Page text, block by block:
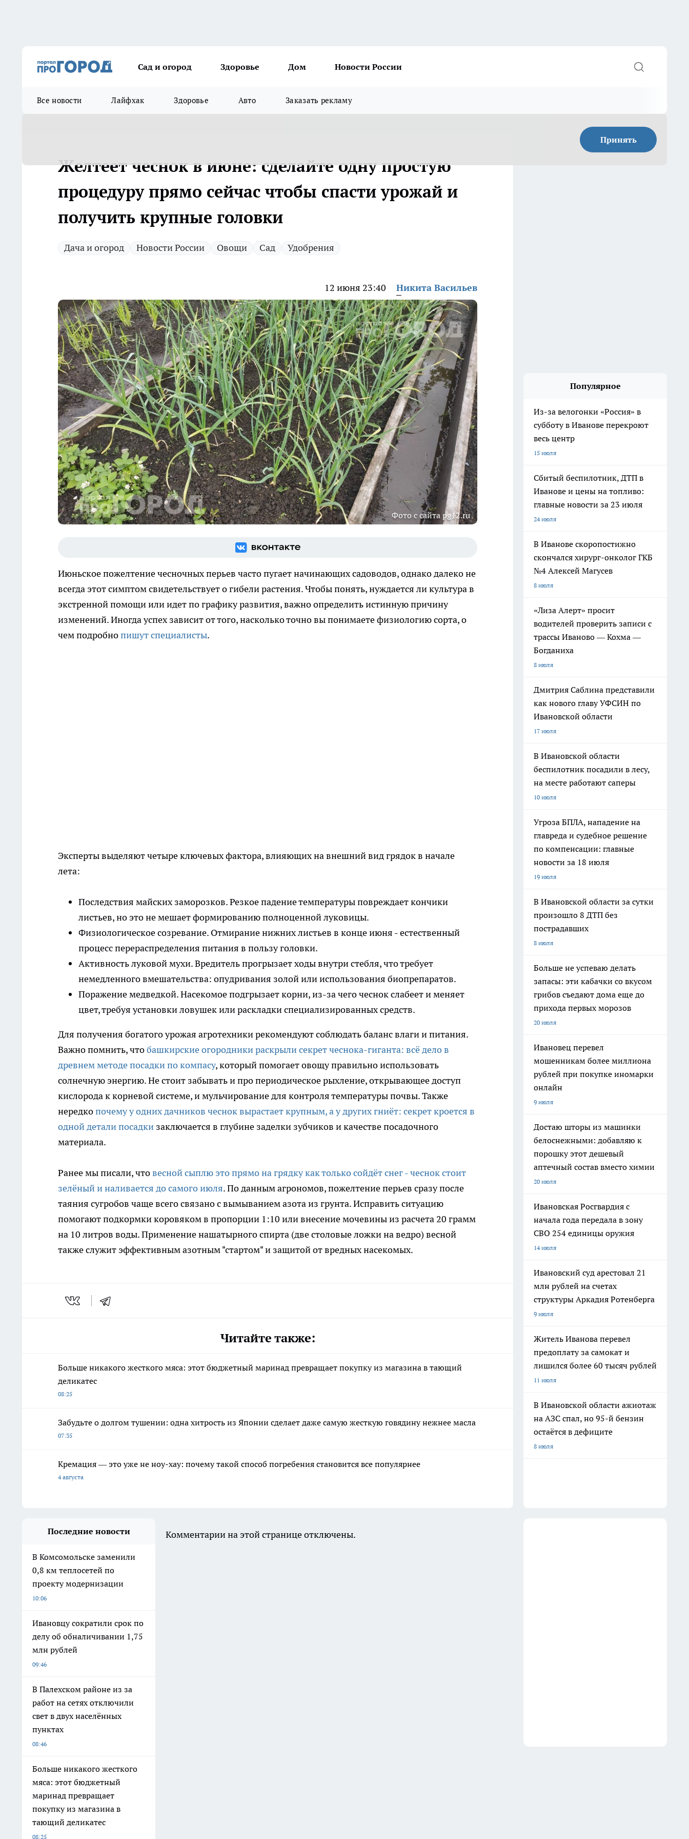
Сад и огород Здоровье Дом Новости России
Все новости Лайфхак Здоровье Авто Заказать рекламу
Принять
Желтеет чеснок в июне: сделайте одну простую
процедуру прямо сейчас чтобы спасти урожай и
получить крупные головки
Дача и огород Новости России Овощи Сад Удобрения
12 июня 23:40 Никита Васильев
Фото с сайта pg12.ru
Июньское пожелтение чесночных перьев часто пугает начинающих садоводов, однако далеко не
всегда этот симптом свидетельствует о гибели растения. Чтобы понять, нуждается ли культура в
экстренной помощи или идет по графику развития, важно определить истинную причину
изменений. Иногда успех зависит от того, насколько точно вы понимаете физиологию сорта, о
чем подробнопишут специалисты.
Эксперты выделяют четыре ключевых фактора, влияющих на внешний вид грядок в начале
лета:
Последствия майских заморозков. Резкое падение температуры повреждает кончики
листьев, но это не мешает формированию полноценной луковицы.
Физиологическое созревание. Отмирание нижних листьев в конце июня - естественный
процесс перераспределения питания в пользу головки.
Активность луковой мухи. Вредитель прогрызает ходы внутри стебля, что требует
немедленного вмешательства: опудривания золой или использования биопрепаратов.
Поражение медведкой. Насекомое подгрызает корни, из-за чего чеснок слабеет и меняет
цвет, требуя установки ловушек или раскладки специализированных средств.
Для получения богатого урожая агротехники рекомендуют соблюдать баланс влаги и питания.
Важно помнить, чтобашкирские огородники раскрыли секрет чеснока-гиганта: всё дело в
древнем методе посадки по компасу, который помогает овощу правильно использовать
солнечную энергию. Не стоит забывать и про периодическое рыхление, открывающее доступ
кислорода к корневой системе, и мульчирование для контроля температуры почвы. Также
нередкопочему у одних дачников чеснок вырастает крупным, а у других гниёт: секрет кроется в
одной детали посадки заключается в глубине заделки зубчиков и качестве посадочного
материала.
Ранее мы писали, чтовесной сыплю это прямо на грядку как только сойдёт снег - чеснок стоит
зелёный и наливается до самого июля. По данным агрономов, пожелтение перьев сразу после
таяния сугробов чаще всего связано с вымыванием азота из грунта. Исправить ситуацию
помогают подкормки коровяком в пропорции 1:10 или внесение мочевины из расчета 20 грамм
на 10 литров воды. Применение нашатырного спирта (две столовые ложки на ведро) весной
также служит эффективным азотным "стартом" и защитой от вредных насекомых.
Читайте также:
Больше никакого жесткого мяса: этот бюджетный маринад превращает покупку из магазина в тающий
деликатес
08:25
Забудьте о долгом тушении: одна хитрость из Японии сделает даже самую жесткую говядину нежнее масла
07:35
Кремация — это уже не ноу-хау: почему такой способ погребения становится все популярнее
4 августа
Популярное
Из-за велогонки «Россия» в
субботу в Иванове перекроют
весь центр
15 июля
Сбитый беспилотник, ДТП в
Иванове и цены на топливо:
главные новости за 23 июля
24 июля
В Иванове скоропостижно
скончался хирург-онколог ГКБ
№4 Алексей Магусев
8 июля
«Лиза Алерт» просит
водителей проверить записи с
трассы Иваново — Кохма —
Богданиха
8 июля
Дмитрия Саблина представили
как нового главу УФСИН по
Ивановской области
17 июля
В Ивановской области
беспилотник посадили в лесу,
на месте работают саперы
10 июля
Угроза БПЛА, нападение на
главреда и судебное решение
по компенсации: главные
новости за 18 июля
19 июля
В Ивановской области за сутки
произошло 8 ДТП без
пострадавших
8 июля
Больше не успеваю делать
запасы: эти кабачки со вкусом
грибов съедают дома еще до
прихода первых морозов
20 июля
Ивановец перевел
мошенникам более миллиона
рублей при покупке иномарки
онлайн
9 июля
Достаю шторы из машинки
белоснежными: добавляю к
порошку этот дешевый
аптечный состав вместо химии
20 июля
Ивановская Росгвардия с
начала года передала в зону
СВО 254 единицы оружия
14 июля
Ивановский суд арестовал 21
млн рублей на счетах
структуры Аркадия Ротенберга
9 июля
Житель Иванова перевел
предоплату за самокат и
лишился более 60 тысяч рублей
11 июля
В Ивановской области ажиотаж
на АЗС спал, но 95-й бензин
остаётся в дефиците
8 июля
Последние новости
В Комсомольске заменили
0,8 км теплосетей по
проекту модернизации
10:06
Ивановцу сократили срок по
делу об обналичивании 1,75
млн рублей
09:46
В Палехском районе из за
работ на сетях отключили
свет в двух населённых
пунктах
08:46
Больше никакого жесткого
мяса: этот бюджетный
маринад превращает
покупку из магазина в
тающий деликатес
08:25
Комментарии на этой странице отключены.